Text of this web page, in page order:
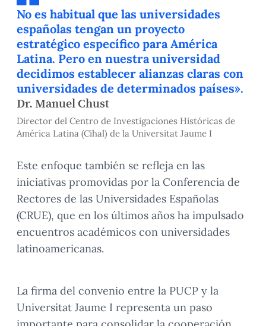
No es habitual que las universidades
españolas tengan un proyecto
estratégico específico para América
Latina. Pero en nuestra universidad
decidimos establecer alianzas claras con
universidades de determinados países».
Dr. Manuel Chust
Director del Centro de Investigaciones Históricas de
América Latina (Cihal) de la Universitat Jaume I
Este enfoque también se refleja en las
iniciativas promovidas por la Conferencia de
Rectores de las Universidades Españolas
(CRUE), que en los últimos años ha impulsado
encuentros académicos con universidades
latinoamericanas.
La firma del convenio entre la PUCP y la
Universitat Jaume I representa un paso